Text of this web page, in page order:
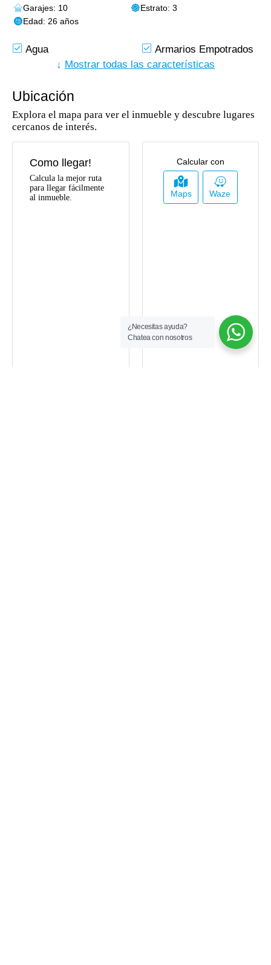
Garajes: 10
Estrato: 3
Edad: 26 años
Agua
Armarios Empotrados
Zona Campestre
Electricidad
Admite Mascotas
↓ Mostrar todas las características
Ubicación
Explora el mapa para ver el inmueble y descubre lugares
cercanos de interés.
Como llegar!
Calcula la mejor ruta
para llegar fácilmente
al inmueble.
Calcular con
Maps Waze
¿Necesitas ayuda?
Chatea con nosotros